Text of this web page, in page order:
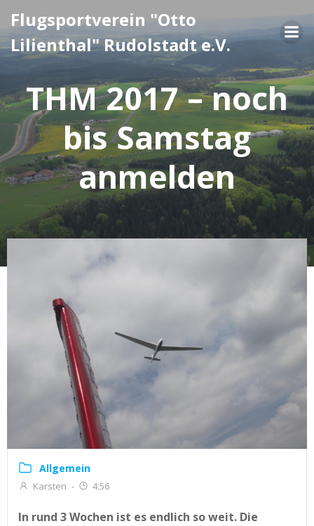
Inhalt
springen
Flugsportverein "Otto
Lilienthal" Rudolstadt e.V.
THM 2017 – noch
bis Samstag
anmelden
Allgemein
Karsten - 4:56
In rund 3 Wochen ist es endlich so weit. Die